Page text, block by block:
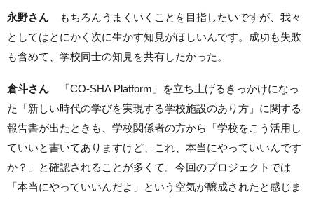
永野さん
もちろんうまくいくことを目指したいですが、我々
としてはとにかく次に生かす知見がほしいんです。成功も失敗
も含めて、学校同士の知見を共有したかった。
倉斗さん
「CO-SHA Platform」を立ち上げるきっかけになっ
た「新しい時代の学びを実現する学校施設のあり方」に関する
報告書が出たときも、学校関係者の方から「学校をこう活用し
ていいと書いてありますけど、これ、本当にやっていいんです
か？」と確認されることが多くて。今回のプロジェクトでは
「本当にやっていいんだよ」という空気が醸成されたと感じま